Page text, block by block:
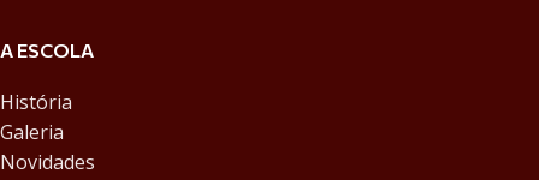
A ESCOLA
História
Galeria
Novidades